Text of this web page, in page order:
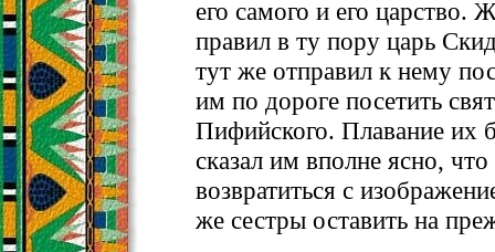
его самого и его
правил в ту пору царь
тут же отправил к нему
им по дороге посетить
Пифийского. Плавание их
сказал им вполне ясно,
возвратиться с
же сестры оставить на